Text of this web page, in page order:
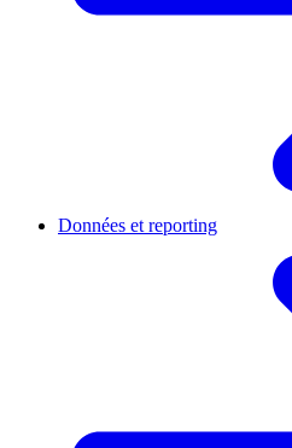
Données et reporting